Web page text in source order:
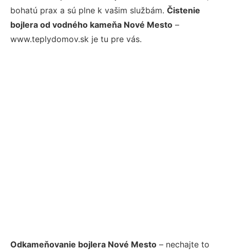
bohatú prax a sú plne k vašim službám. Čistenie
bojlera od vodného kameňa Nové Mesto –
www.teplydomov.sk je tu pre vás.
Odkameňovanie bojlera Nové Mesto – nechajte to